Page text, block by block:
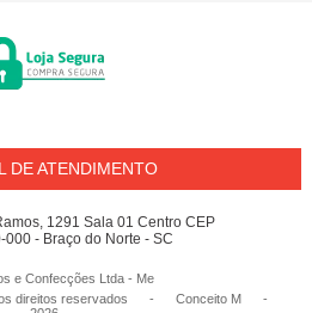
DE ATENDIMENTO
1291 Sala 01 Centro CEP
000 - Braço do Norte - SC
e Confecções Ltda - Me
direitos reservados
- Conceito M
-